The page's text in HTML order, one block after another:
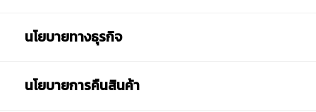
นโยบายทางธุรกิจ
นโยบายการคืนสินค้า